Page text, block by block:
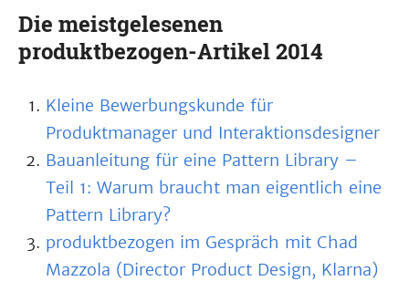
Die meistgelesenen
produktbezogen-Artikel 2014
Kleine Bewerbungskunde für
Produktmanager und Interaktionsdesigner
Bauanleitung für eine Pattern Library –
Teil 1: Warum braucht man eigentlich eine
Pattern Library?
produktbezogen im Gespräch mit Chad
Mazzola (Director Product Design, Klarna)